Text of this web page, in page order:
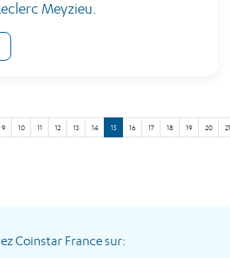
Meyzieu.
9 10 11 12 13 14 15 16 17 18 19 20 21
Coinstar France sur: